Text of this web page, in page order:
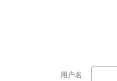
用户名: